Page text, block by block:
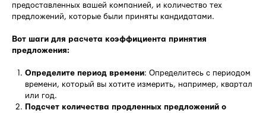
предоставленных вашей компанией, и количество тех
предложений, которые были приняты кандидатами.
Вот шаги для расчета коэффициента принятия
предложения:
Определите период времени: Определитесь с периодом
времени, который вы хотите измерить, например, квартал
или год.
Подсчет количества продленных предложений о